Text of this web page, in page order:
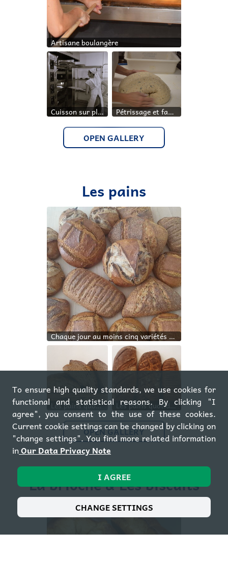
Artisane boulangère
Cuisson sur place Pétrissage et façonnage manuel
OPEN GALLERY
Les pains
Chaque jour au moins cinq variétés de pains
Les pains quotidiens: Campagne, Graines, Complet Les pains quotidiens: Campagne, Graines, Complet
OPEN GALLERY
La brioche & Les biscuits
To ensure high quality standards, we use cookies for
functional and statistical reasons. By clicking "I
agree", you consent to the use of these cookies.
Current cookie settings can be changed by clicking on
"change settings". You find more related information
inOur Data Privacy Note
CHANGE SETTINGS
I AGREE